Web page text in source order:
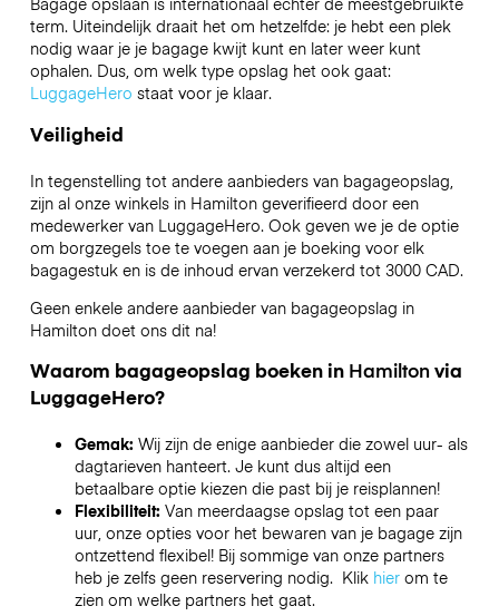
term. Uiteindelijk draait het om hetzelfde: je hebt een plek
nodig waar je je bagage kwijt kunt en later weer kunt
ophalen. Dus, om welk type opslag het ook gaat:
LuggageHero staat voor je klaar.
Veiligheid
In tegenstelling tot andere aanbieders van bagageopslag,
zijn al onze winkels in Hamiltongeverifieerd door een
medewerker van LuggageHero. Ook geven we je de optie
om borgzegels toe te voegen aan je boeking voor elk
bagagestuk en is de inhoud ervan verzekerd tot 3000 CAD.
Geen enkele andere aanbieder van bagageopslag in
Hamiltondoet ons dit na!
Waarom bagageopslag boeken in Hamiltonvia
LuggageHero?
Gemak: Wij zijn de enige aanbieder die zowel uur- als
dagtarieven hanteert. Je kunt dus altijd een
betaalbare optie kiezen die past bij je reisplannen!
Flexibiliteit: Van meerdaagse opslag tot een paar
uur, onze opties voor het bewaren van je bagage zijn
ontzettend flexibel! Bij sommige van onze partners
heb je zelfs geen reservering nodig. Klik hierom te
zien om welke partners het gaat.